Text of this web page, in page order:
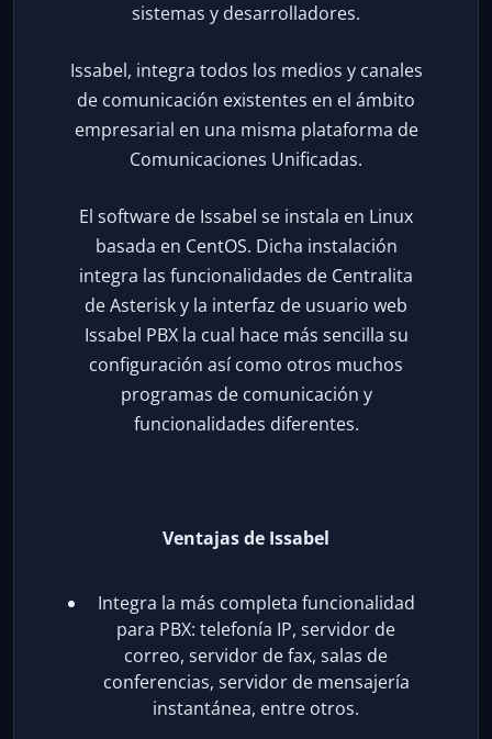
sistemas y desarrolladores.
Issabel, integra todos los medios y canales
de comunicación existentes en el ámbito
empresarial en una misma plataforma de
Comunicaciones Unificadas.
El software de Issabel se instala en Linux
basada en CentOS. Dicha instalación
integra las funcionalidades de Centralita
de Asterisk y la interfaz de usuario web
Issabel PBX la cual hace más sencilla su
configuración así como otros muchos
programas de comunicación y
funcionalidades diferentes.
Ventajas de Issabel
Integra la más completa funcionalidad
para PBX: telefonía IP, servidor de
correo, servidor de fax, salas de
conferencias, servidor de mensajería
instantánea, entre otros.